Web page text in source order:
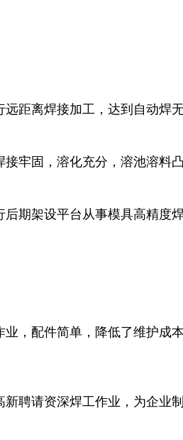
距离焊接加工，达到自动焊
牢固，溶化充分，溶池溶料
期架设平台从事模具高精度
，配件简单，降低了维护成
聘请资深焊工作业，为企业